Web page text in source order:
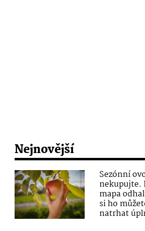
Nejnovější
Sezónní
mapa
si ho
natrhat